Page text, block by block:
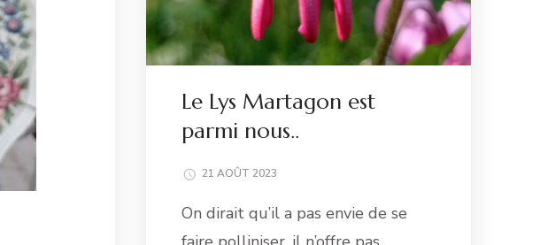
Le Lys Martagon est
parmi nous..
21 AOÛT 2023
On dirait qu’il a pas envie de se